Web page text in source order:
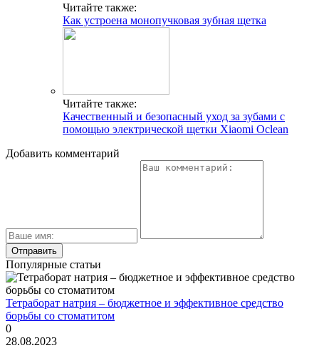
Читайте также:
Как устроена монопучковая зубная щетка
Читайте также:
Качественный и безопасный уход за зубами с
помощью электрической щетки Xiaomi Oclean
Добавить комментарий
Популярные статьи
Тетраборат натрия – бюджетное и эффективное средство
борьбы со стоматитом
0
28.08.2023